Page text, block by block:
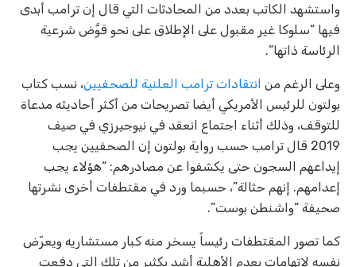
واستشهد الكاتب بعدد من المحادثات التي قال إن ترامب أبدى
فيها “سلوكا غير مقبول على الإطلاق على نحو قوَّض شرعية
الرئاسة ذاتها”.
وعلى الرغم من انتقادات ترامب العلنية للصحفيين، نسب كتاب
بولتون للرئيس الأمريكي أيضا تصريحات من أكثر أحاديثه مدعاة
للتوقف، وذلك أثناء اجتماع انعقد في نيوجيرزي في صيف
2019 قال ترامب حسب رواية بولتون إن الصحفيين يجب
إيداعهم السجون حتى يكشفوا عن مصادرهم: “هؤلاء يجب
إعدامهم. إنهم حثالة”، حسبما ورد في مقتطفات أخرى نشرتها
صحيفة “واشنطن بوست”.
كما تصور المقتطفات رئيساً يسخر منه كبار مستشاريه ويعرّض
نفسه لاتهامات بعدم الأهلية أشد بكثير من تلك التي دفعت